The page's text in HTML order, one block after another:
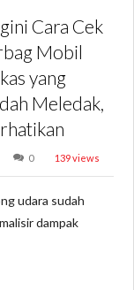
Cara Cek
Mobil
yang
Meledak,
0 139 views
udara sudah
dampak